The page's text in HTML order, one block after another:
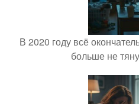
В 2020 году всё
больше не